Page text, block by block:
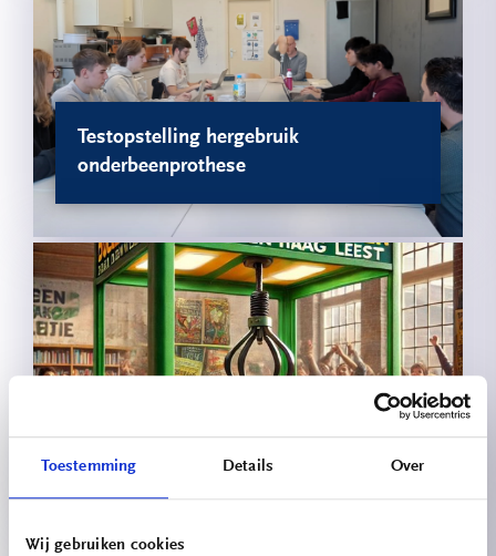
Toestemming Details Over
Wij gebruiken cookies
Testopstelling hergebruik
onderbeenprothese